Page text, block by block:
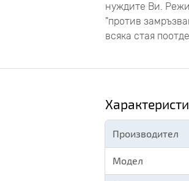
нуждите Ви.
"против
всяка стая
Производител
Модел